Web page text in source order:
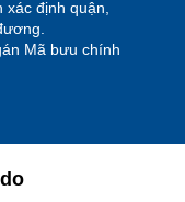
định quận,
Mã bưu chính